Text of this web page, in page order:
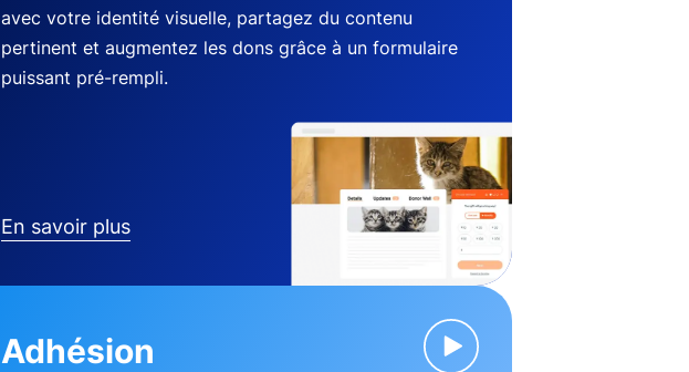
avec votre identité visuelle, partagez du contenu
pertinent et augmentez les dons grâce à un formulaire
puissant pré-rempli.
En savoir plus
Adhésion